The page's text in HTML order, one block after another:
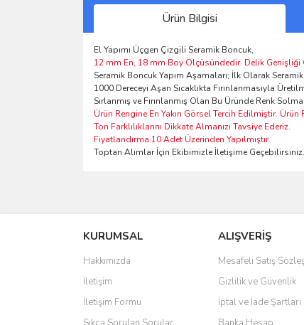
Ürün Bilgisi
El Yapımı Üçgen Çizgili Seramik Boncuk,
12 mm En, 18 mm Boy Ölçüsündedir. Delik
Seramik Boncuk Yapım Aşamaları; İlk Olarak
1000 Dereceyi Aşan Sıcaklıkta Fırınlanmasıyla
Sırlanmış ve Fırınlanmış Olan Bu Üründe Renk
Ürün Rengine En Yakın Görsel Tercih Edilmiştir.
Ton Farklılıklarını Dikkate Almanızı Tavsiye Ederiz.
Fiyatlandırma 10 Adet Üzerinden Yapılmıştır.
Toptan Alımlar İçin Ekibimizle İletişime Geçebilirsiniz.
Ürün resmi kalitesiz, bozuk veya
Ürün açıklamasında eksik bilgiler bulunuyor.
Ürün bilgilerinde hatalar bulunuyor.
Ürün fiyatı diğer sitelerden daha pahalı.
Bu ürüne benzer farklı alternatifler olmalı.
KURUMSAL
Hakkımızda
İletişim
İletişim Formu
ALIŞVERİŞ
Mesafeli Satış
Gizlilik ve Güvenlik
İptal ve İade Şartları